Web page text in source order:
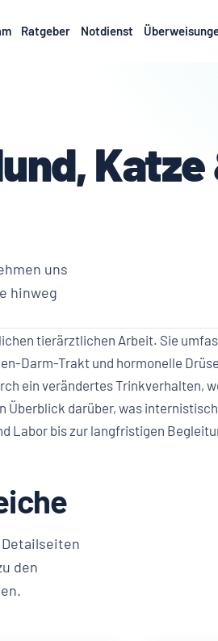
Ratgeber Notdienst
Katze
uns
hinweg
tierärztlichen Arbeit. Sie
Darm-Trakt und hormonelle
ein verändertes Trinkverhalten,
Überblick darüber, was
Labor bis zur langfristigen
den